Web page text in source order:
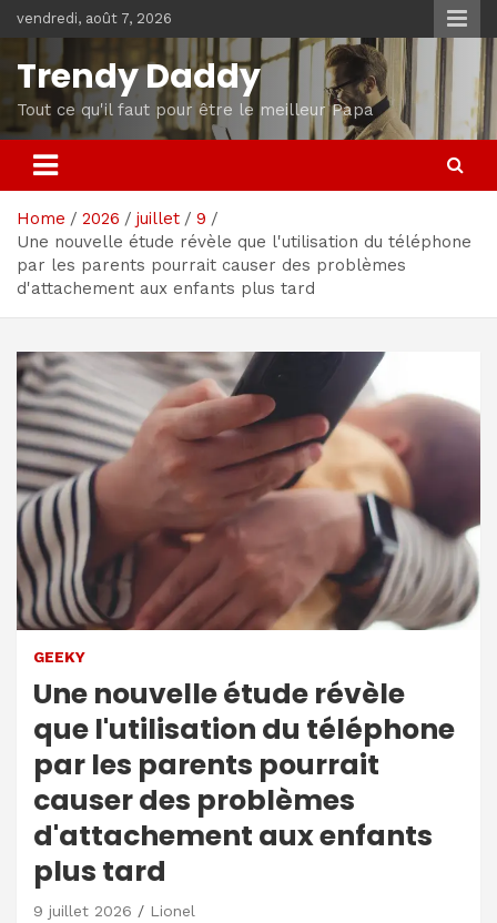
to
content
vendredi, août 7, 2026
Trendy Daddy
Tout ce qu'il faut pour être le meilleur Papa
Home 2026 juillet
9
Une nouvelle étude révèle que l'utilisation du téléphone
par les parents pourrait causer des problèmes
d'attachement aux enfants plus tard
GEEKY
Une nouvelle étude révèle
que l'utilisation du téléphone
par les parents pourrait
causer des problèmes
d'attachement aux enfants
plus tard
9 juillet 2026 Lionel